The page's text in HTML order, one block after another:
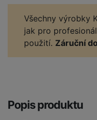
Všechny výrobky
jak pro
použití. Záruční
Popis produktu